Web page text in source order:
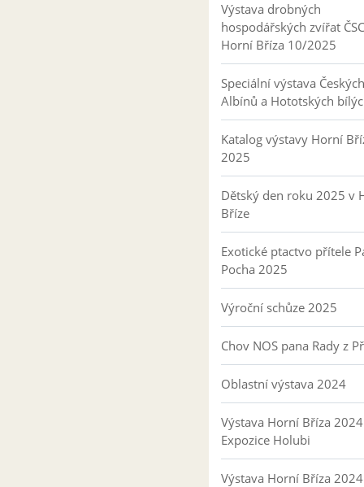
Výstava drobných
hospodářských zvířat
Horní Bříza 10/2025
Speciální výstava Českých
Albínů a Hototských
Katalog výstavy Horní
2025
Dětský den roku 2025 v
Bříze
Exotické ptactvo přítele
Pocha 2025
Výroční schůze 2025
Chov NOS pana Rady z
Oblastní výstava 2024
Výstava Horní Bříza 2024
Expozice Holubi
Výstava Horní Bříza 2024